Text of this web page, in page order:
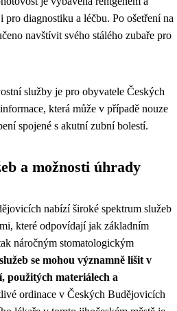
diagnostiku a léčbu. Po ošetření na
navštívit svého stálého zubaře pro
služby je pro obyvatele Českých
která může v případě nouze
spojené s akutní zubní bolestí.
a možnosti úhrady
nabízí široké spektrum služeb
které odpovídají jak základním
náročným stomatologickým
se mohou významně lišit v
použitých materiálech a
ordinace v Českých Budějovicích